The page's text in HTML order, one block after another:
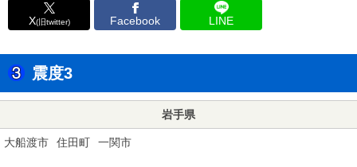
X(旧twitter) Facebook LINE
震度3
岩手県
大船渡市 住田町 一関市